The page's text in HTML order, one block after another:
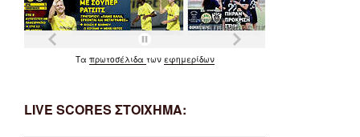
Τα πρωτοσέλιδα των εφημερίδων
LIVE SCORES ΣΤΟΙΧΗΜΑ: